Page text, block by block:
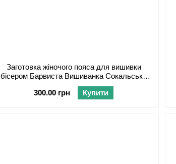
Заготовка жіночого пояса для вишивки
бісером Барвиста Вишиванка Сокальська
братки ПС129шМнннн
300.00 грн
Купити